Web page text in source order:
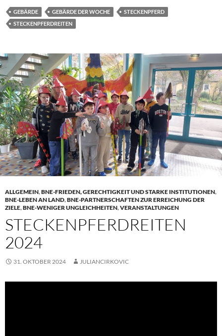
GEBÄRDE GEBÄRDE DER WOCHE
STECKENPFERD
STECKENPFERDREITEN
ALLGEMEIN,BNE-FRIEDEN, GERECHTIGKEIT UND STARKE INSTITUTIONEN,
BNE-LEBEN AN LAND,BNE-PARTNERSCHAFTEN ZUR ERREICHUNG DER
ZIELE,BNE-WENIGER UNGLEICHHEITEN,VERANSTALTUNGEN
STECKENPFERDREITEN
2024
31. OKTOBER 2024 JULIANCIRKOVIC